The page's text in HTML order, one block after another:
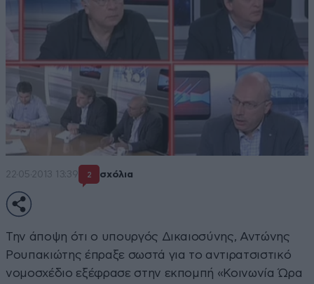
22·05·2013 13:39 2 σχόλια
Την άποψη ότι ο υπουργός Δικαιοσύνης, Αντώνης
Ρουπακιώτης έπραξε σωστά για το αντιρατσιστικό
νομοσχέδιο εξέφρασε στην εκπομπή «Κοινωνία Ώρα